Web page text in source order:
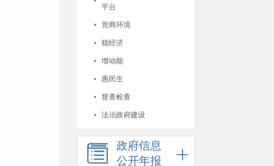
平台
营商环境
稳经济
增动能
惠民生
督查检查
法治政府建设
政府信息
公开年报